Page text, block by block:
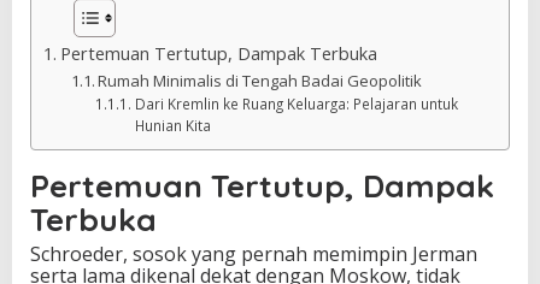
Pertemuan Tertutup, Dampak Terbuka
Rumah Minimalis di Tengah Badai Geopolitik
Dari Kremlin ke Ruang Keluarga: Pelajaran untuk
Hunian Kita
Pertemuan Tertutup, Dampak
Terbuka
Schroeder, sosok yang pernah memimpin Jerman
serta lama dikenal dekat dengan Moskow, tidak